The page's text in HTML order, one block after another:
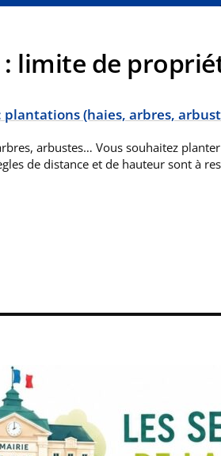
limite de
plantations (haies, arbres,
arbustes… Vous souhaitez
de distance et de hauteur sont à